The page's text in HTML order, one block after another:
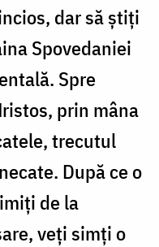
dar să știți
Spovedaniei
Spre
prin mâna
trecutul
După ce o
de la
veți simți o